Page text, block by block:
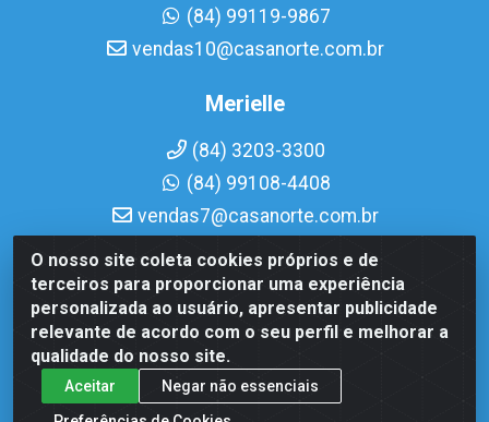
O nosso site coleta cookies próprios e de
terceiros para proporcionar uma experiência
personalizada ao usuário, apresentar publicidade
relevante de acordo com o seu perfil e melhorar a
qualidade do nosso site.
Aceitar
Negar não essenciais
(84) 99119-9867
vendas10@casanorte.com.br
Merielle
(84) 3203-3300
(84) 99108-4408
vendas7@casanorte.com.br
Casa Norte LTDA - Av. Interventor Mário Câmara, 1815 -
Dix-Sept Rosado, Natal/RN - CEP 59054-600 - CNPJ
08.713.513/0001-51